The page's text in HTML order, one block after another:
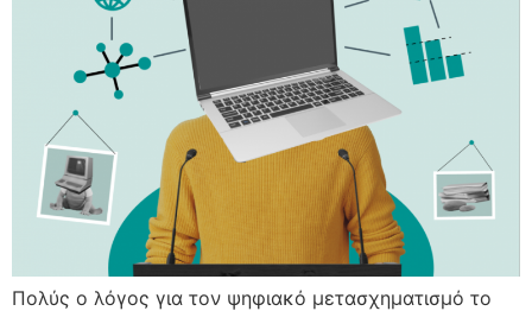
Πολύς ο λόγος για τον ψηφιακό μετασχηματισμό το